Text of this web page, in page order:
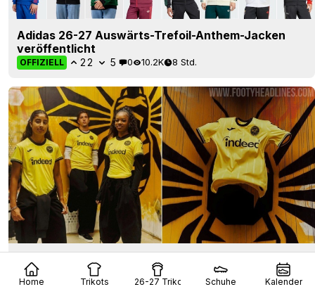
Home Trikots 26-27 Trikots Schuhe Kalender
Adidas 26-27 Auswärts-Trefoil-Anthem-Jacken
veröffentlicht
OFFIZIELL 22 5 0 10.2K 8 Std.
Brentford FC 26-27 drittes Trikot veröffentlicht
OFFIZIELL 22 1.4K